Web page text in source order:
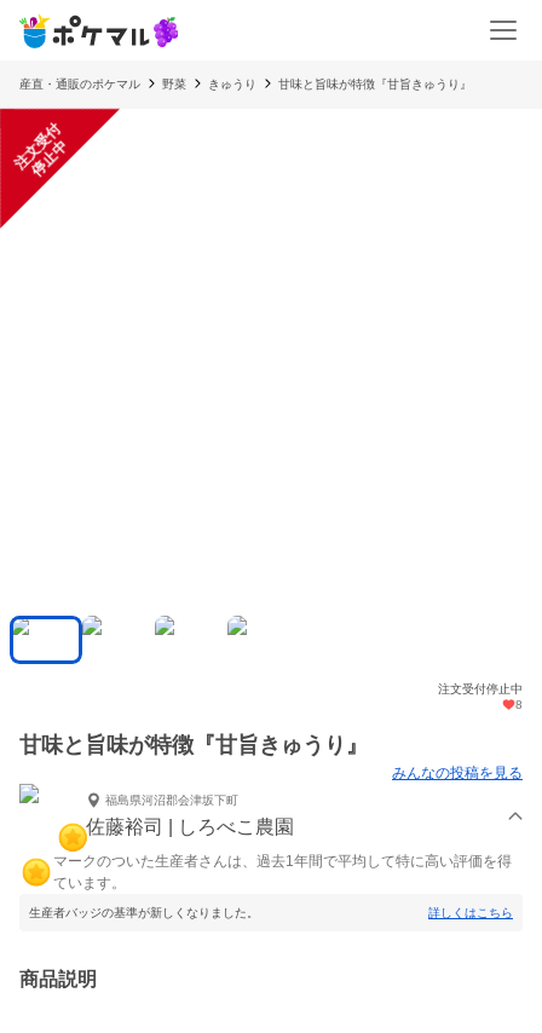
産直・通販のポケマル 野菜 きゅうり 甘味と旨味が特徴『甘旨きゅうり』
注
文
受
付
停
止
中
注文受付停止中
8
甘味と旨味が特徴『甘旨きゅうり』
みんなの投稿を見る
福島県河沼郡会津坂下町
佐藤裕司 | しろべこ農園
マークのついた生産者さんは、過去1年間で平均して特に高い評価を得
ています。
生産者バッジの基準が新しくなりました。 詳しくはこちら
商品説明